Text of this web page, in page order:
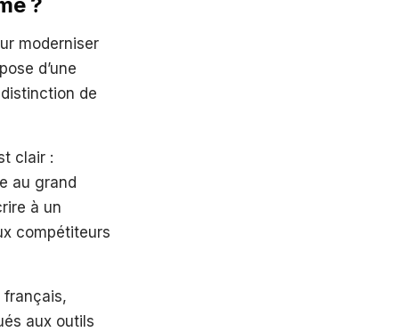
?
moderniser
d’une
de
clair :
au grand
à un
compétiteurs
français,
aux outils